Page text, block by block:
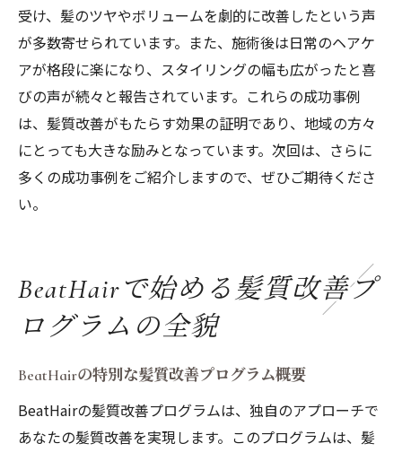
受け、髪のツヤやボリュームを劇的に改善したという声
が多数寄せられています。また、施術後は日常のヘアケ
アが格段に楽になり、スタイリングの幅も広がったと喜
びの声が続々と報告されています。これらの成功事例
は、髪質改善がもたらす効果の証明であり、地域の方々
にとっても大きな励みとなっています。次回は、さらに
多くの成功事例をご紹介しますので、ぜひご期待くださ
い。
BeatHairで始める髪質改善プ
ログラムの全貌
BeatHairの特別な髪質改善プログラム概要
BeatHairの髪質改善プログラムは、独自のアプローチで
あなたの髪質改善を実現します。このプログラムは、髪